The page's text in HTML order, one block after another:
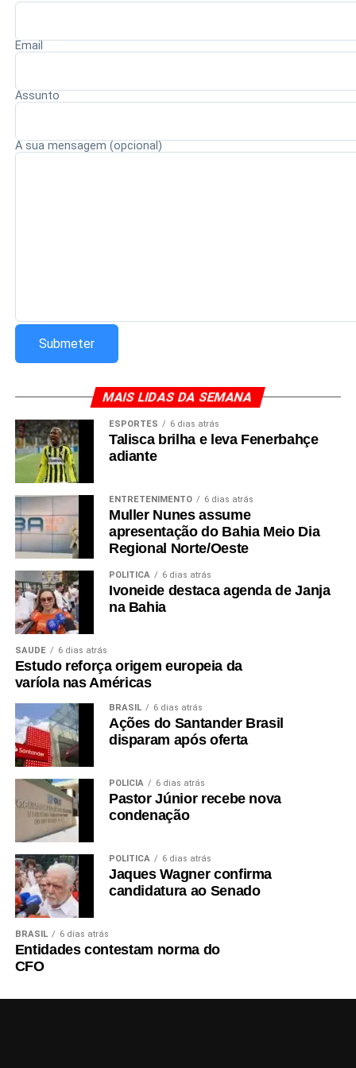
para a responsabilização dos envolvidos, conforme o
devido processo legal.
Redação Saiba+
Email
Assunto
A sua mensagem (opcional)
MAIS LIDAS DA SEMANA
ESPORTES 6 dias atrás
Talisca brilha e leva Fenerbahçe
adiante
ENTRETENIMENTO 6 dias atrás
Muller Nunes assume
apresentação do Bahia Meio Dia
Regional Norte/Oeste
POLÍTICA 6 dias atrás
Ivoneide destaca agenda de Janja
na Bahia
SAÚDE 6 dias atrás
Estudo reforça origem europeia da
varíola nas Américas
BRASIL 6 dias atrás
Ações do Santander Brasil
disparam após oferta
POLÍCIA 6 dias atrás
Pastor Júnior recebe nova
condenação
POLÍTICA 6 dias atrás
Jaques Wagner confirma
candidatura ao Senado
BRASIL 6 dias atrás
Entidades contestam norma do
CFO